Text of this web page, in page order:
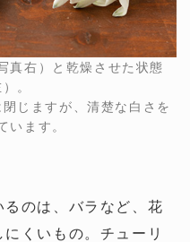
真右）と乾燥させた状態
。
じますが、清楚な白さを
います。
るのは、バラなど、花
くいもの。チューリ